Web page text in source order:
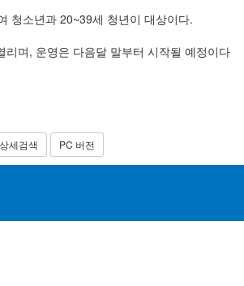
청소년과 20~39세 청년이 대상이다.
리며, 운영은 다음달 말부터 시작될 예정이다
상세검색 PC 버전